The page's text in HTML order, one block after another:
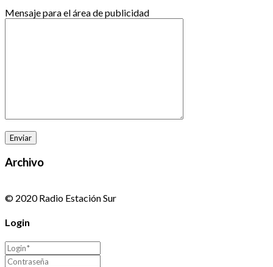
Mensaje para el área de publicidad
Archivo
© 2020 Radio Estación Sur
Login